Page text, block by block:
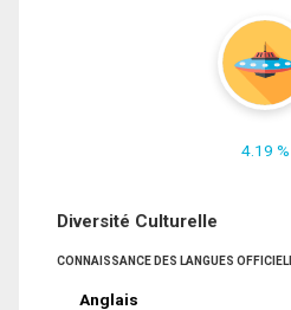
4.19 %
Diversité Culturelle
CONNAISSANCE DES LANGUES
Anglais